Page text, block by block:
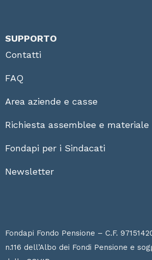
SUPPORTO
Contatti
FAQ
Area aziende e casse
Richiesta assemblee e materiale
Fondapi per i Sindacati
Newsletter
Fondapi Fondo Pensione – C.F.
n.116 dell’Albo dei Fondi Pensione e